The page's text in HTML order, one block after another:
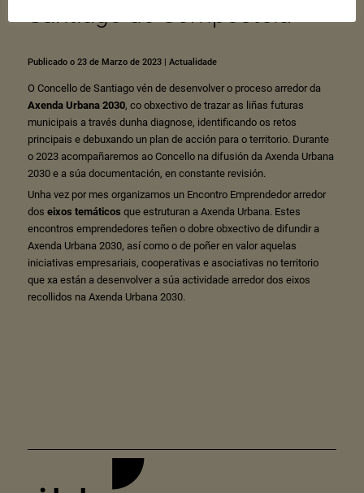
Publicado o 23 de Marzo de 2023| Actualidade
O Concello de Santiago vén de desenvolver o proceso arredor da
Axenda Urbana 2030, co obxectivo de trazar as liñas futuras
municipais a través dunha diagnose, identificando os retos
principais e debuxando un plan de acción para o territorio. Durante
o 2023 acompañaremos ao Concello na difusión da Axenda Urbana
2030 e a súa documentación, en constante revisión.
Unha vez por mes organizamos un Encontro Emprendedor arredor
dos eixos temáticos que estruturan a Axenda Urbana. Estes
encontros emprendedores teñen o dobre obxectivo de difundir a
Axenda Urbana 2030, así como o de poñer en valor aquelas
iniciativas empresariais, cooperativas e asociativas no territorio
que xa están a desenvolver a súa actividade arredor dos eixos
recollidos na Axenda Urbana 2030.